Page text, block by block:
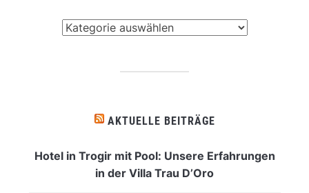
AKTUELLE BEITRÄGE
Hotel in Trogir mit Pool: Unsere Erfahrungen
in der Villa Trau D’Oro